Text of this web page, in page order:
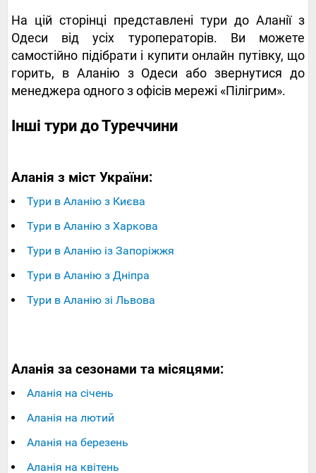
На цій сторінці представлені тури до Аланії з
Одеси від усіх туроператорів. Ви можете
самостійно підібрати і купити онлайн путівку, що
горить, в Аланію з Одеси або звернутися до
менеджера одного з офісів мережі «Пілігрим».
Інші тури до Туреччини
Аланія з міст України:
Тури в Аланію з Києва
Тури в Аланію з Харкова
Тури в Аланію із Запоріжжя
Тури в Аланію з Дніпра
Тури в Аланію зі Львова
Аланія за сезонами та місяцями:
Аланія на січень
Аланія на лютий
Аланія на березень
Аланія на квітень